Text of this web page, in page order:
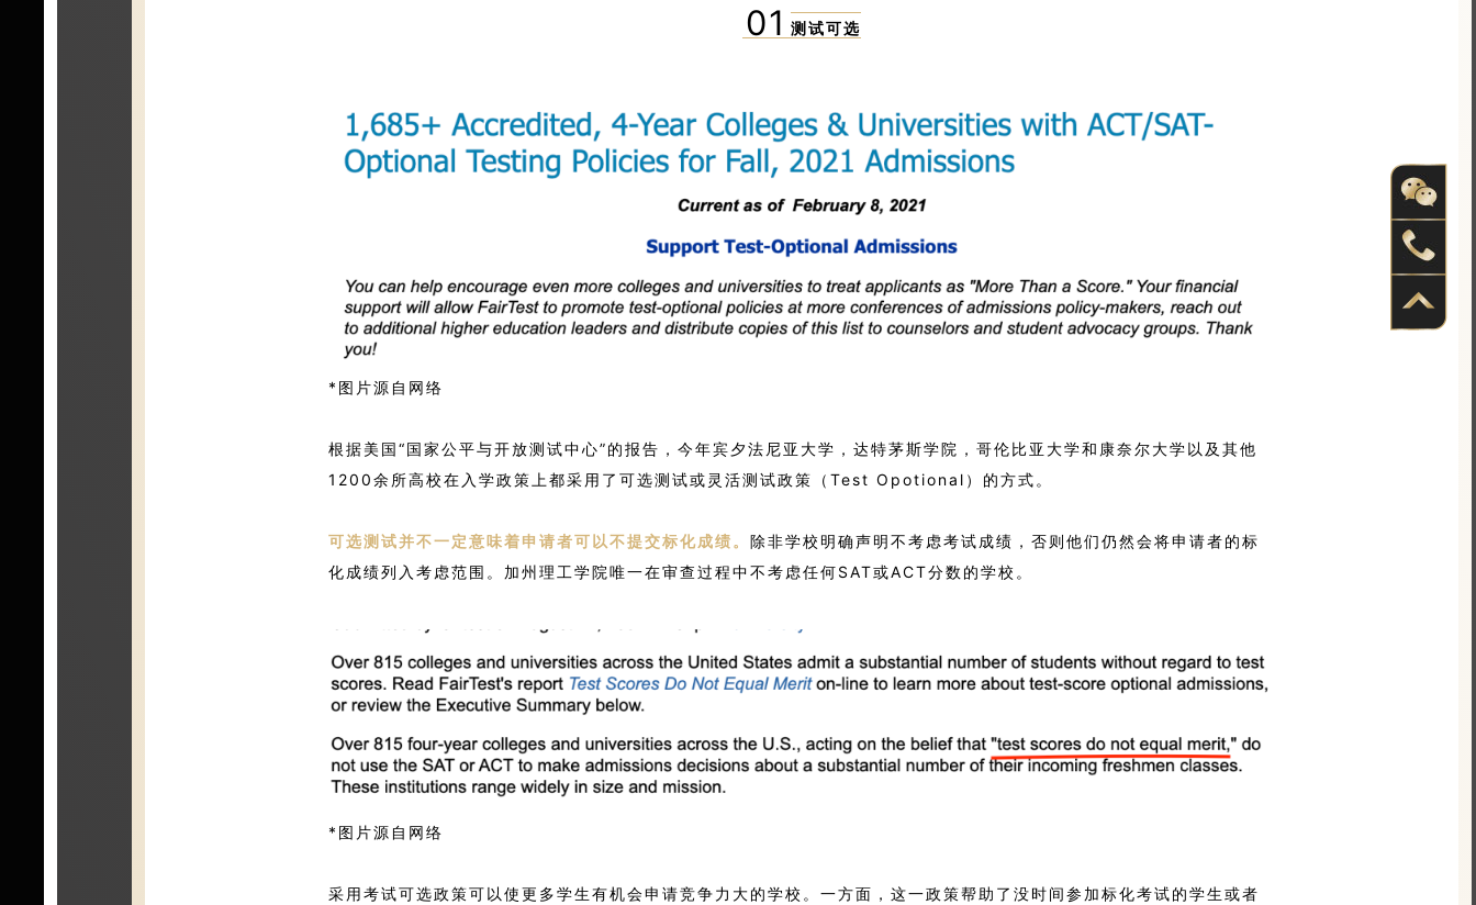
01 测试可选
*图片源自网络
根据美国“国家公平与开放测试中心”的报告，今年宾夕法尼亚大学，达特茅斯学院，哥伦比亚大学和康奈尔大学以及其他
1200余所高校在入学政策上都采用了可选测试或灵活测试政策（Test Opotional）的方式。
可选测试并不一定意味着申请者可以不提交标化成绩。除非学校明确声明不考虑考试成绩，否则他们仍然会将申请者的标
化成绩列入考虑范围。加州理工学院唯一在审查过程中不考虑任何SAT或ACT分数的学校。
*图片源自网络
采用考试可选政策可以使更多学生有机会申请竞争力大的学校。一方面，这一政策帮助了没时间参加标化考试的学生或者